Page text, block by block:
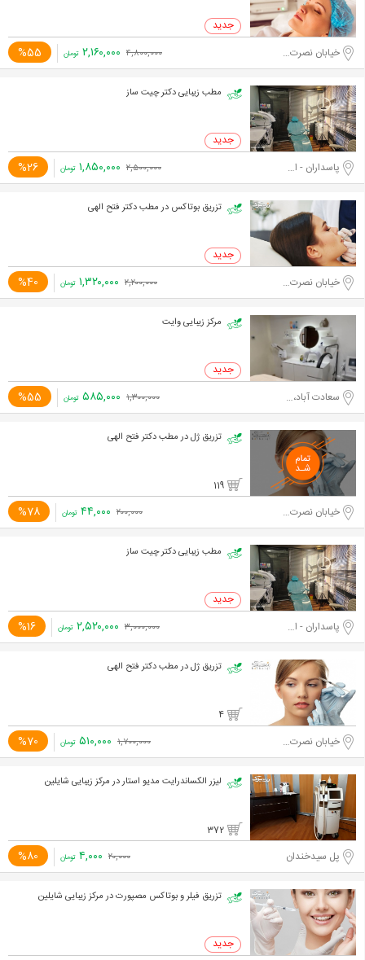
خیابان نصرت غربی %55 ۴,۸۰۰,۰۰۰ ۲,۱۶۰,۰۰۰ تومان
مطب زیبایی دکتر چیت ساز
پاسداران - اختیاریه جنوبی %26 ۲,۵۰۰,۰۰۰ ۱,۸۵۰,۰۰۰ تومان
تزریق بوتاکس در مطب دکتر فتح الهی
خیابان نصرت غربی %40 ۲,۲۰۰,۰۰۰ ۱,۳۲۰,۰۰۰ تومان
مرکز زیبایی وایت
سعادت آباد،مدیریت %55 ۱,۳۰۰,۰۰۰ ۵۸۵,۰۰۰ تومان
تزریق ژل در مطب دکتر فتح الهی
119
خیابان نصرت غربی %78 ۲۰۰,۰۰۰ ۴۴,۰۰۰ تومان
مطب زیبایی دکتر چیت ساز
پاسداران - اختیاریه جنوبی %16 ۳,۰۰۰,۰۰۰ ۲,۵۲۰,۰۰۰ تومان
تزریق ژل در مطب دکتر فتح الهی
4
خیابان نصرت غربی %70 ۱,۷۰۰,۰۰۰ ۵۱۰,۰۰۰ تومان
لیزر الکساندرایت مدیو استار در مرکز زیبایی شایلین
372
پل سیدخندان %80 ۲۰,۰۰۰ ۴,۰۰۰ تومان
تزریق فیلر و بوتاکس مصپورت در مرکز زیبایی شایلین